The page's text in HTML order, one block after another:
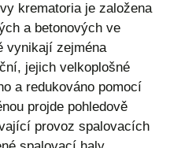
krematoria je založena
a betonových ve
vynikají zejména
jejich velkoplošné
a redukováno pomocí
projde pohledově
provoz spalovacích